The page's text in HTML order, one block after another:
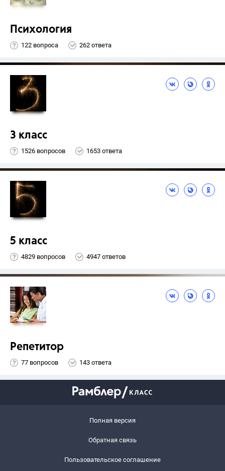
Психология
122 вопроса 262 ответа
3 класс
1526 вопросов 1653 ответа
5 класс
4829 вопросов 4947 ответов
Репетитор
77 вопросов 143 ответа
Полная версия
Обратная связь
Пользовательское соглашение